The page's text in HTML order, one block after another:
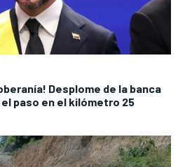
Desplome de la banca
paso en el kilómetro 25